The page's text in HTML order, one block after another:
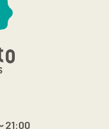
21:00